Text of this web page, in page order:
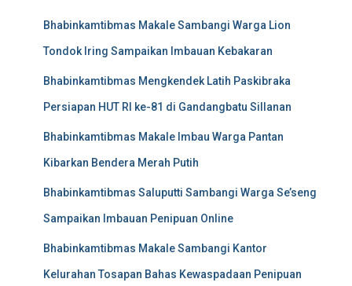
Bhabinkamtibmas Makale Sambangi Warga Lion
Tondok Iring Sampaikan Imbauan Kebakaran
Bhabinkamtibmas Mengkendek Latih Paskibraka
Persiapan HUT RI ke-81 di Gandangbatu Sillanan
Bhabinkamtibmas Makale Imbau Warga Pantan
Kibarkan Bendera Merah Putih
Bhabinkamtibmas Saluputti Sambangi Warga Se’seng
Sampaikan Imbauan Penipuan Online
Bhabinkamtibmas Makale Sambangi Kantor
Kelurahan Tosapan Bahas Kewaspadaan Penipuan